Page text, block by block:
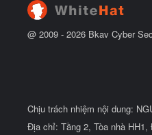
@ 2009 - 2026 Bkav Cyber
Chịu trách nhiệm nội dung:
Địa chỉ: Tầng 2, Tòa nhà